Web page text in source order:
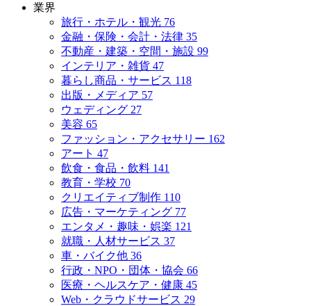
業界
旅行・ホテル・観光 76
金融・保険・会計・法律 35
不動産・建築・空間・施設 99
インテリア・雑貨 47
暮らし商品・サービス 118
出版・メディア 57
ウェディング 27
美容 65
ファッション・アクセサリー 162
アート 47
飲食・食品・飲料 141
教育・学校 70
クリエイティブ制作 110
広告・マーケティング 77
エンタメ・趣味・娯楽 121
就職・人材サービス 37
車・バイク他 36
行政・NPO・団体・協会 66
医療・ヘルスケア・健康 45
Web・クラウドサービス 29